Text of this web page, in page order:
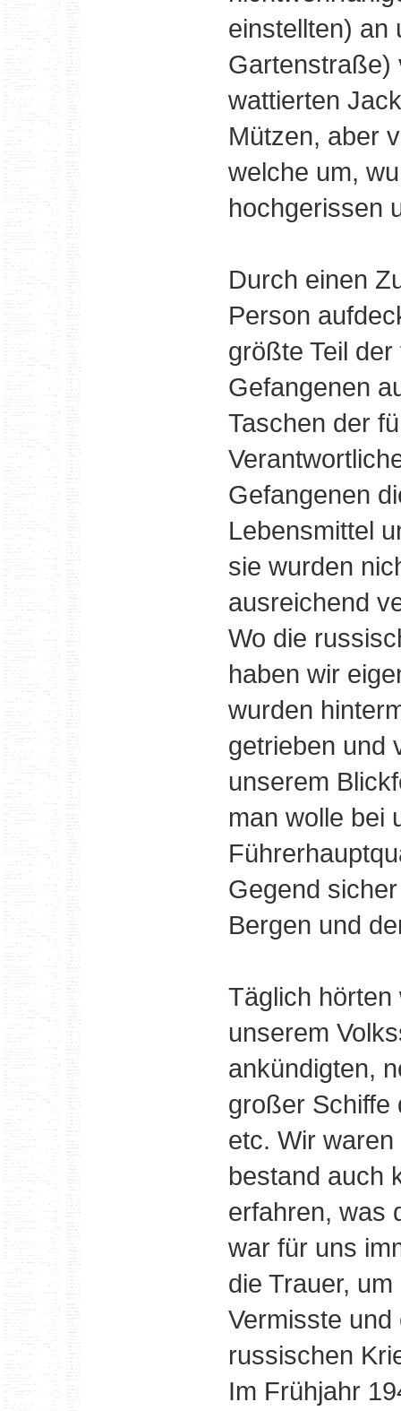
einstellten) an
Gartenstraße)
wattierten
Mützen, aber
welche um,
hochgerissen
Durch einen
Person
größte Teil
Gefangenen
Taschen der
Gefangenen
Lebensmittel
sie wurden
ausreichend
Wo die
haben wir
wurden
getrieben und
unserem
man wolle bei
Gegend
Bergen und
Täglich
unserem
ankündigten,
großer Schiffe
etc. Wir
bestand auch
erfahren, was
war für uns
die Trauer,
Vermisste
russischen
Im Frühjahr